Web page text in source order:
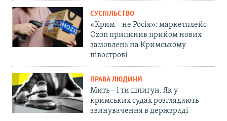
СУСПІЛЬСТВО
«Крим – не Росія»: маркетплейс
Ozon припинив прийом нових
замовлень на Кримському
півострові
ПРАВА ЛЮДИНИ
Мить – і ти шпигун. Як у
кримських судах розглядають
звинувачення в держзраді